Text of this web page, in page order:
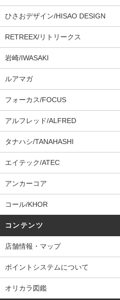
ひさおデザイン/HISAO DESIGN
RETREEX/リトリークス
岩崎/IWASAKI
ルアマガ
フォーカス/FOCUS
アルフレッド/ALFRED
タナハシ/TANAHASHI
エイテック/ATEC
アンカーコア
コール/KHOR
コンテンツ
店舗情報・マップ
ポイントシステムについて
オリカラ図鑑